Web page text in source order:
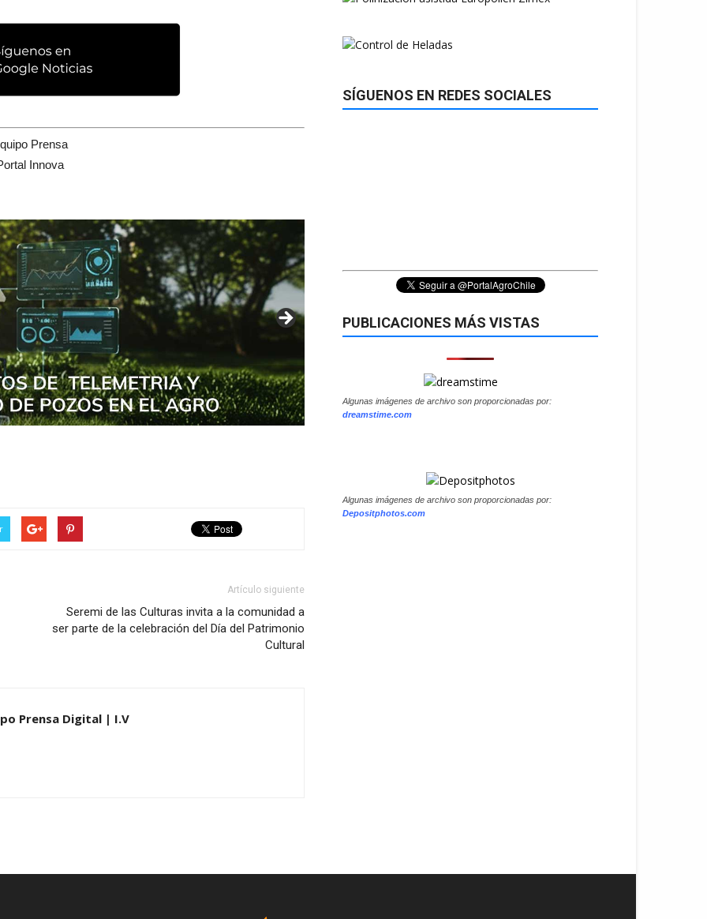
Prensa
Innova
Artículo siguiente
Seremi de las Culturas invita a la comunidad a
ser parte de la celebración del Día del Patrimonio
Cultural
Prensa Digital | I.V
SÍGUENOS EN REDES SOCIALES
PUBLICACIONES MÁS VISTAS
Algunas imágenes de archivo son proporcionadas por:
dreamstime.com
Algunas imágenes de archivo son proporcionadas por:
Depositphotos.com